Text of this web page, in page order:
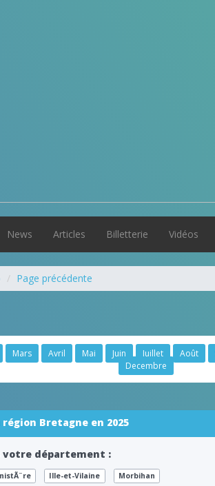
News Articles Billetterie Vidéos
Page précédente
Mars Avril Mai Juin Juillet Août
Decembre
Bretagne en 2025
votre département :
Ille-et-Vilaine Morbihan